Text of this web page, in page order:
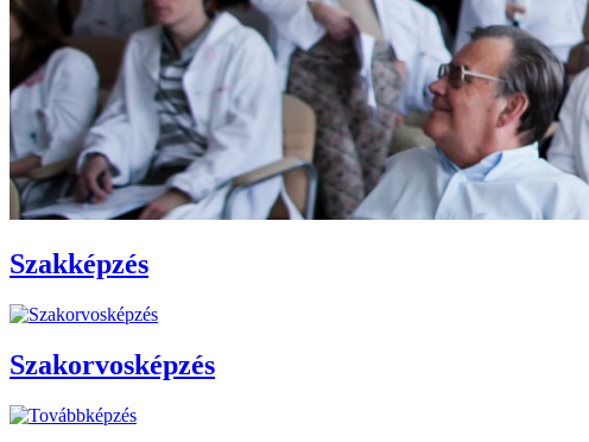
Szakképzés
Szakorvosképzés